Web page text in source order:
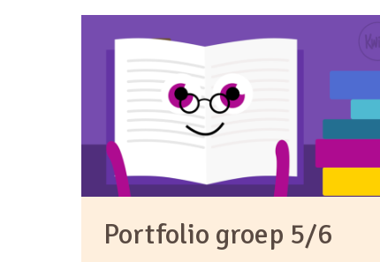
Portfolio groep 5/6